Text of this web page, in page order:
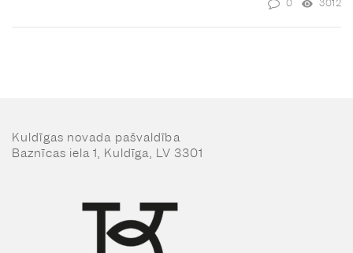
0 3012
Kuldīgas novada pašvaldība
Baznīcas iela 1, Kuldīga, LV 3301